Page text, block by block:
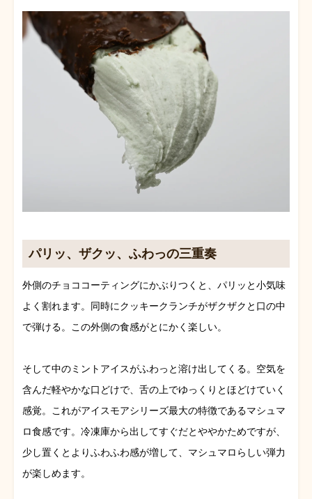
パリッ、ザクッ、ふわっの三重奏
外側のチョココーティングにかぶりつくと、パリッと小気味
よく割れます。同時にクッキークランチがザクザクと口の中
で弾ける。この外側の食感がとにかく楽しい。
そして中のミントアイスがふわっと溶け出してくる。空気を
含んだ軽やかな口どけで、舌の上でゆっくりとほどけていく
感覚。これがアイスモアシリーズ最大の特徴であるマシュマ
ロ食感です。冷凍庫から出してすぐだとややかためですが、
少し置くとよりふわふわ感が増して、マシュマロらしい弾力
が楽しめます。